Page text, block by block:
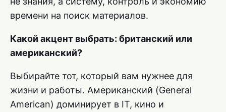
времени на поиск материалов.
Какой акцент выбрать: британский или
американский?
Выбирайте тот, который вам нужнее для
жизни и работы. Американский (General
American) доминирует в IT, кино и